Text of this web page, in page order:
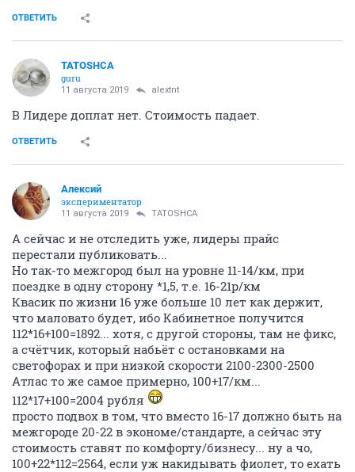
ОТВЕТИТЬ
TATOSHCA
guru
11 августа 2019 alextnt
В Лидере доплат нет. Стоимость падает.
ОТВЕТИТЬ
Алексий
экспериментатор
11 августа 2019 TATOSHCA
А сейчас и не отследить уже, лидеры прайс
перестали публиковать...
Но так-то межгород был на уровне 11-14/км, при
поездке в одну сторону *1,5, т.е. 16-21р/км
Квасик по жизни 16 уже больше 10 лет как держит,
что маловато будет, ибо Кабинетное получится
112*16+100=1892... хотя, с другой стороны, там не фикс,
а счётчик, который набьёт с остановками на
светофорах и при низкой скорости 2100-2300-2500
Атлас то же самое примерно, 100+17/км...
112*17+100=2004 рубля
просто подвох в том, что вместо 16-17 должно быть на
межгороде 20-22 в экономе/стандарте, а сейчас эту
стоимость ставят по комфорту/бизнесу... ну а чо,
100+22*112=2564, если уж накидывать фиолет, то ехать